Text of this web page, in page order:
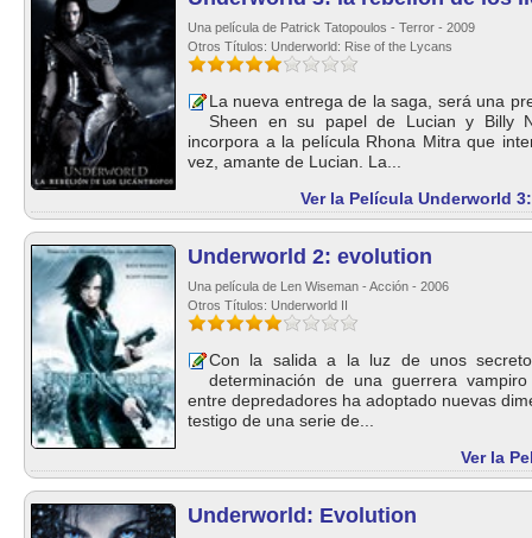
Una película de Patrick Tatopoulos - Terror - 2009
Otros Títulos: Underworld: Rise of the Lycans
La nueva entrega de la saga, será una
Sheen en su papel de Lucian y Billy
incorpora a la película Rhona Mitra que
vez, amante de Lucian. La...
Ver la Película Underworld
Underworld 2: evolution
Una película de Len Wiseman - Acción - 2006
Otros Títulos: Underworld II
Con la salida a la luz de unos
determinación de una guerrera
entre depredadores ha adoptado nuevas
testigo de una serie de...
Ver la
Underworld: Evolution